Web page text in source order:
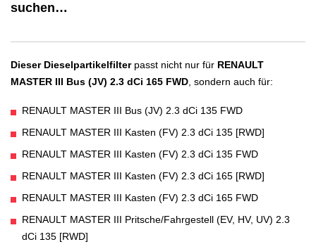
suchen…
Dieser Dieselpartikelfilterpasst nicht nur für RENAULT
MASTER III Bus (JV) 2.3 dCi 165 FWD , sondern auch für:
RENAULT MASTER III Bus (JV) 2.3 dCi 135 FWD
RENAULT MASTER III Kasten (FV) 2.3 dCi 135 [RWD]
RENAULT MASTER III Kasten (FV) 2.3 dCi 135 FWD
RENAULT MASTER III Kasten (FV) 2.3 dCi 165 [RWD]
RENAULT MASTER III Kasten (FV) 2.3 dCi 165 FWD
RENAULT MASTER III Pritsche/Fahrgestell (EV, HV, UV) 2.3
dCi 135 [RWD]